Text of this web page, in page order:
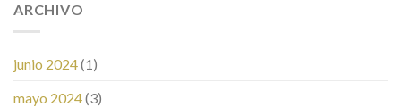
ARCHIVO
junio 2024(1)
mayo 2024(3)